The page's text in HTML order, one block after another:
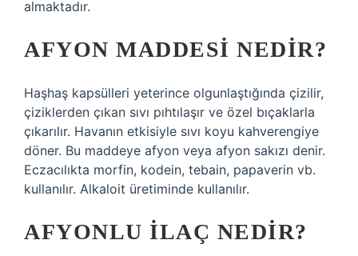
almaktadır.
AFYON MADDESI NEDIR?
Haşhaş kapsülleri yeterince olgunlaştığında çizilir,
çiziklerden çıkan sıvı pıhtılaşır ve özel bıçaklarla
çıkarılır. Havanın etkisiyle sıvı koyu kahverengiye
döner. Bu maddeye afyon veya afyon sakızı denir.
Eczacılıkta morfin, kodein, tebain, papaverin vb.
kullanılır. Alkaloit üretiminde kullanılır.
AFYONLU ILAÇ NEDIR?